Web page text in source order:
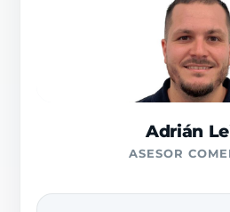
Adrián
ASESOR